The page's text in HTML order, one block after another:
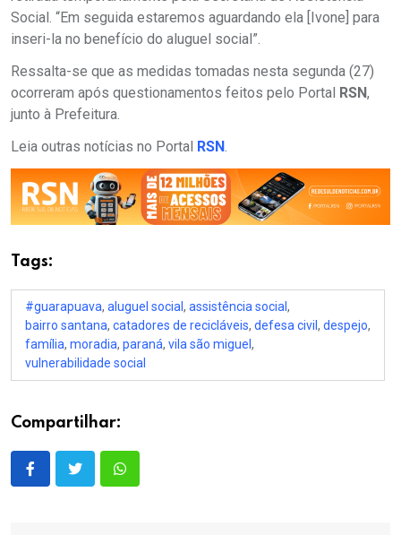
Social. “Em seguida estaremos aguardando ela [Ivone] para
inseri-la no benefício do aluguel social”.
Ressalta-se que as medidas tomadas nesta segunda (27)
ocorreram após questionamentos feitos pelo Portal RSN,
junto à Prefeitura.
Leia outras notícias no Portal RSN.
Tags:
#guarapuava, aluguel social , assistência social ,
bairro santana, catadores de recicláveis, defesa civil , despejo,
família, moradia, paraná, vila são miguel ,
vulnerabilidade social
Compartilhar: